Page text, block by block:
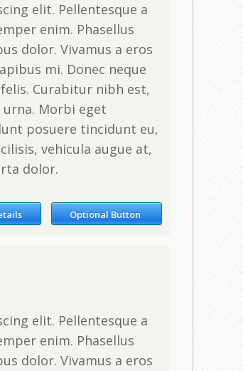
elit. Pellentesque a
enim. Phasellus
dolor. Vivamus a eros
mi. Donec neque
Curabitur nibh est,
Morbi eget
posuere tincidunt eu,
vehicula augue at,
dolor.
Optional Button
elit. Pellentesque a
enim. Phasellus
dolor. Vivamus a eros